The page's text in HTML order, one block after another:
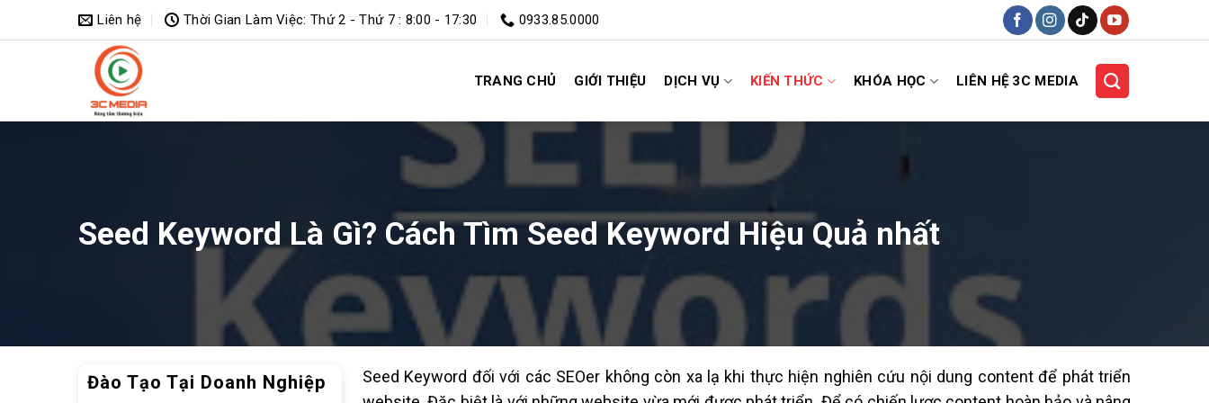
qua
Liên hệ Thời Gian Làm Việc: Thứ 2 - Thứ 7 : 8:00 - 17:30 0933.85.0000
TRANG CHỦ GIỚI THIỆU DỊCH VỤ KIẾN THỨC KHÓA HỌC LIÊN HỆ 3C MEDIA
Seed Keyword Là Gì? Cách Tìm Seed Keyword Hiệu Quả nhất
Đào Tạo Tại Doanh Nghiệp
Seed Keyword đối với các SEOer không còn xa lạ khi thực hiện nghiên cứu nội dung content để phát triển